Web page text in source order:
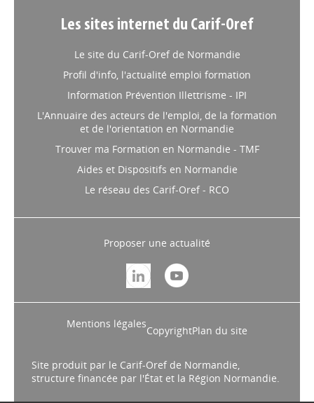
Les sites internet du Carif-Oref
Le site du Carif-Oref de Normandie
Profil d'info, l'actualité emploi formation
Information Prévention Illettrisme - IPI
L'Annuaire des acteurs de l'emploi, de la formation
et de l'orientation en Normandie
Trouver ma Formation en Normandie - TMF
Aides et Dispositifs en Normandie
Le réseau des Carif-Oref - RCO
Proposer une actualité
Mentions légales
CopyrightPlan du site
Site produit par le Carif-Oref de Normandie,
structure financée par l'État et la Région Normandie.